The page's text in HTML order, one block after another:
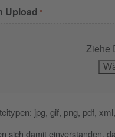
Upload *
Ziehe
jpg, gif, png, pdf,
sich damit einverstanden,